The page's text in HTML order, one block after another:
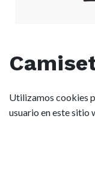
(0
Combinando el
Utilizamos cookies
usuario en este sitio